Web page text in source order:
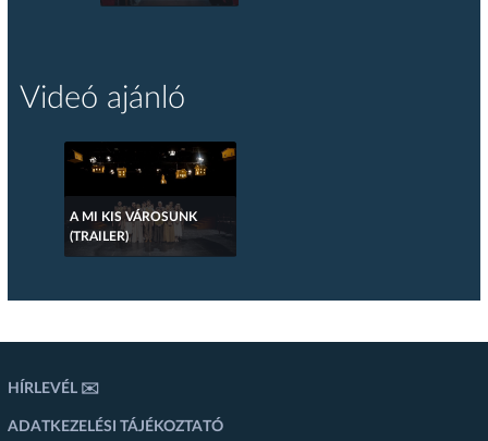
Videó ajánló
A MI KIS VÁROSUNK
(TRAILER)
HÍRLEVÉL ✉️
ADATKEZELÉSI TÁJÉKOZTATÓ